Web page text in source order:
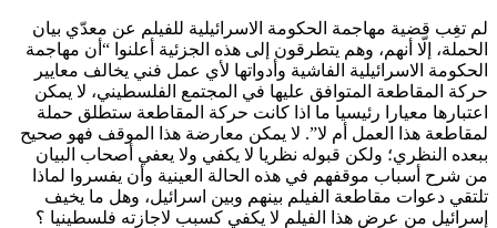
لم تغِب قضية مهاجمة الحكومة الاسرائيلية للفيلم عن معدّي بيان
الحملة، إلّا أنهم، وهم يتطرقون إلى هذه الجزئية أعلنوا “أن مهاجمة
الحكومة الاسرائيلية الفاشية وأدواتها لأي عمل فني يخالف معايير
حركة المقاطعة المتوافق عليها في المجتمع الفلسطيني، لا يمكن
اعتبارها معيارا رئيسيا ما اذا كانت حركة المقاطعة ستطلق حملة
لمقاطعة هذا العمل أم لا”. لا يمكن معارضة هذا الموقف فهو صحيح
ببعده النظري؛ ولكن قبوله نظريا لا يكفي ولا يعفي أصحاب البيان
من شرح أسباب موقفهم في هذه الحالة العينية وأن يفسروا لماذا
تلتقي دعوات مقاطعة الفيلم بينهم وبين اسرائيل، وهل ما يخيف
إسرائيل من عرض هذا الفيلم لا يكفي كسبب لاجازته فلسطينيا ؟